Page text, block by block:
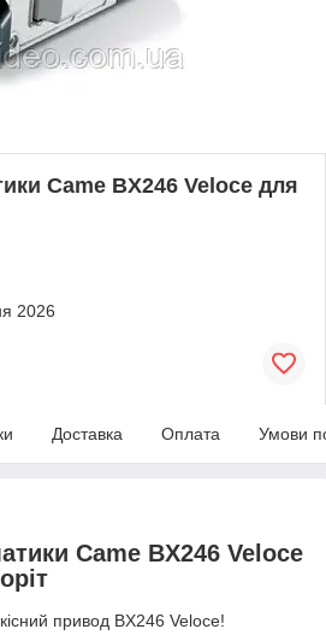
Came BX246 Veloce для
2026
Доставка Оплата Умови
Came BX246 Veloce
привод BX246 Veloce!